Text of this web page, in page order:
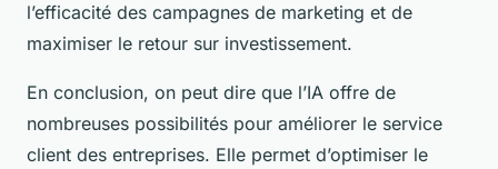
l’efficacité des campagnes de marketing et de
maximiser le retour sur investissement.
En conclusion, on peut dire que l’IA offre de
nombreuses possibilités pour améliorer le service
client des entreprises. Elle permet d’optimiser le